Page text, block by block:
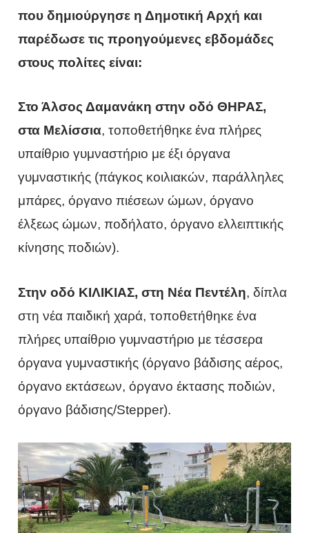
που δημιούργησε η Δημοτική Αρχή και
παρέδωσε τις προηγούμενες εβδομάδες
στους πολίτες είναι:
Στο Άλσος Δαμανάκη στην οδό ΘΗΡΑΣ,
στα Μελίσσια, τοποθετήθηκε ένα πλήρες
υπαίθριο γυμναστήριο με έξι όργανα
γυμναστικής (πάγκος κοιλιακών, παράλληλες
μπάρες, όργανο πιέσεων ώμων, όργανο
έλξεως ώμων, ποδήλατο, όργανο ελλειπτικής
κίνησης ποδιών).
Στην οδό ΚΙΛΙΚΙΑΣ, στη Νέα Πεντέλη, δίπλα
στη νέα παιδική χαρά, τοποθετήθηκε ένα
πλήρες υπαίθριο γυμναστήριο με τέσσερα
όργανα γυμναστικής (όργανο βάδισης αέρος,
όργανο εκτάσεων, όργανο έκτασης ποδιών,
όργανο βάδισης/Stepper).